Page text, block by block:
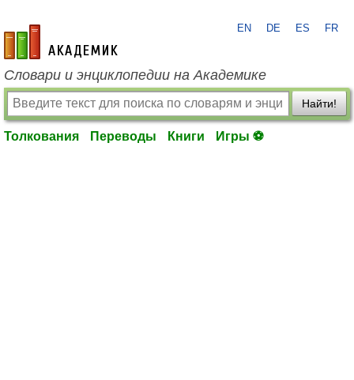
academic.ru
EN DE ES FR
Словари и энциклопедии на Академике
Найти!
Толкования Переводы Книги Игры ⚽